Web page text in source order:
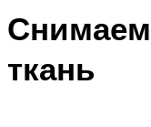
ткань